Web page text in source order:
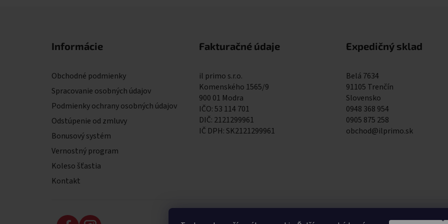
Informácie
Obchodné podmienky
Spracovanie osobných údajov
Podmienky ochrany osobných údajov
Odstúpenie od zmluvy
Bonusový systém
Vernostný program
Koleso šťastia
Kontakt
Fakturačné údaje
il primo s.r.o.
Komenského 1565/9
900 01 Modra
IČO: 53 114 701
DIČ: 2121299961
IČ DPH: SK2121299961
Expedičný sklad
Belá 7634
91105 Trenčín
Slovensko
0948 368 954
0905 875 258
obchod@ilprimo.sk
0948 368 954